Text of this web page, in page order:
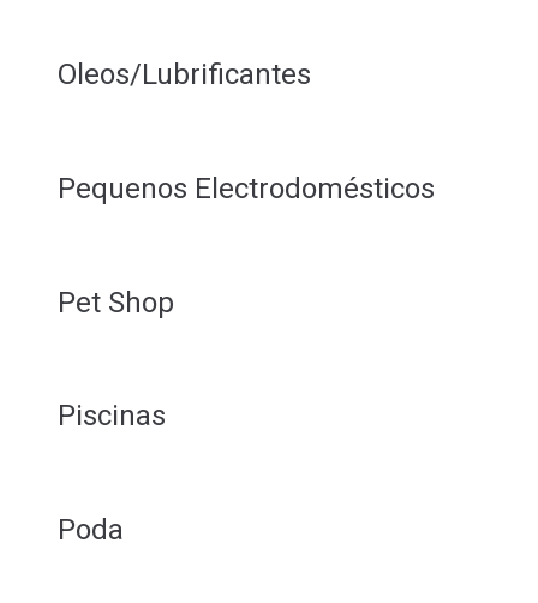
Oleos/Lubrificantes
Pequenos Electrodomésticos
Pet Shop
Piscinas
Poda